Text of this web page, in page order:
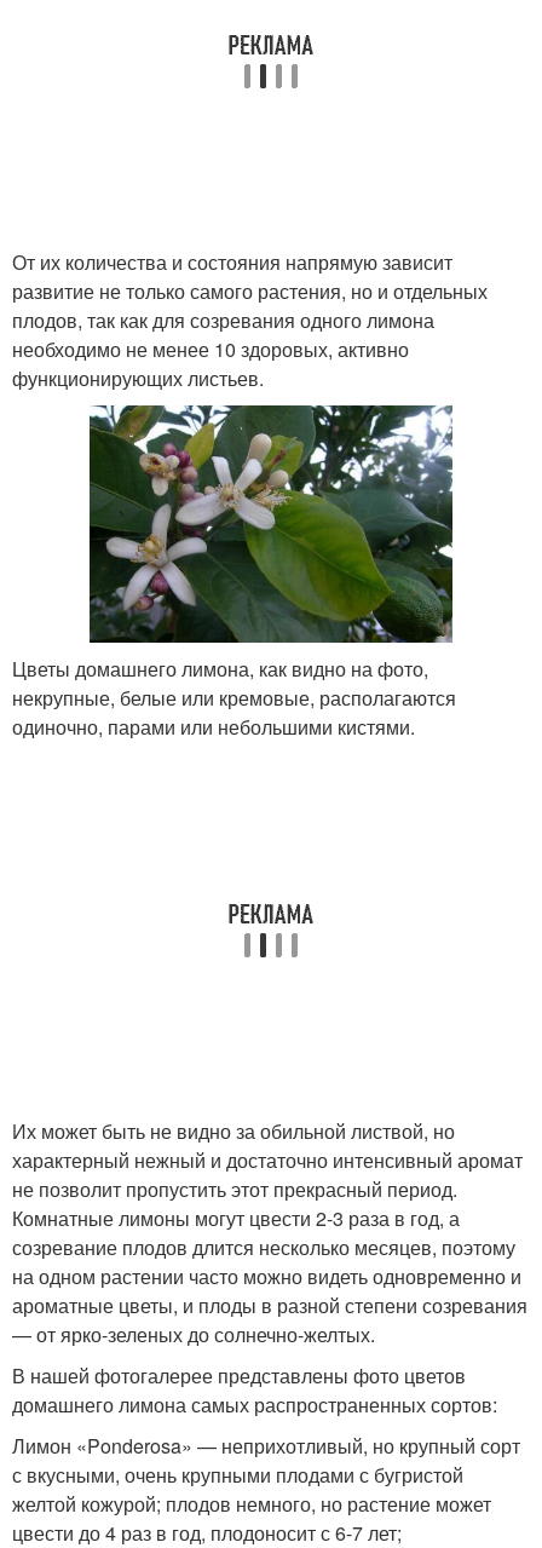
От их количества и состояния напрямую зависит
развитие не только самого растения, но и отдельных
плодов, так как для созревания одного лимона
необходимо не менее 10 здоровых, активно
функционирующих листьев.
Цветы домашнего лимона, как видно на фото,
некрупные, белые или кремовые, располагаются
одиночно, парами или небольшими кистями.
Их может быть не видно за обильной листвой, но
характерный нежный и достаточно интенсивный аромат
не позволит пропустить этот прекрасный период.
Комнатные лимоны могут цвести 2-3 раза в год, а
созревание плодов длится несколько месяцев, поэтому
на одном растении часто можно видеть одновременно и
ароматные цветы, и плоды в разной степени созревания
— от ярко-зеленых до солнечно-желтых.
В нашей фотогалерее представлены фото цветов
домашнего лимона самых распространенных сортов:
Лимон «Ponderosa» — неприхотливый, но крупный сорт
с вкусными, очень крупными плодами с бугристой
желтой кожурой; плодов немного, но растение может
цвести до 4 раз в год, плодоносит с 6-7 лет;